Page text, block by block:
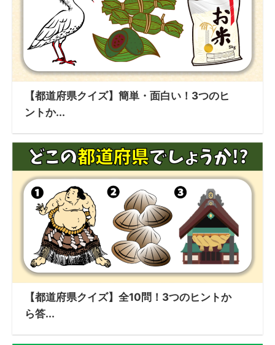
【都道府県クイズ】簡単・面白い！3つのヒ
ントか...
【都道府県クイズ】全10問！3つのヒントか
ら答...